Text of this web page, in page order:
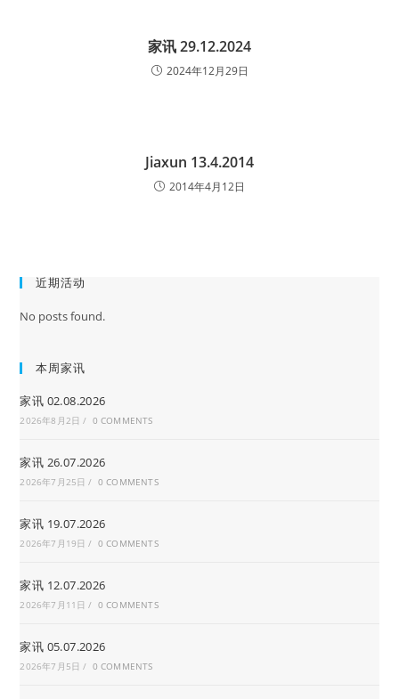
家讯 29.12.2024
2024年12月29日
Jiaxun 13.4.2014
2014年4月12日
近期活动
No posts found.
本周家讯
家讯 02.08.2026
2026年8月2日 / 0 COMMENTS
家讯 26.07.2026
2026年7月25日 / 0 COMMENTS
家讯 19.07.2026
2026年7月19日 / 0 COMMENTS
家讯 12.07.2026
2026年7月11日 / 0 COMMENTS
家讯 05.07.2026
2026年7月5日 / 0 COMMENTS